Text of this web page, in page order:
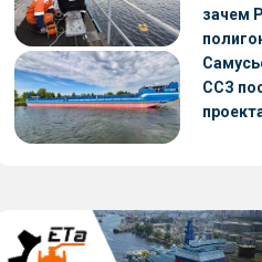
зачем
ССЗ